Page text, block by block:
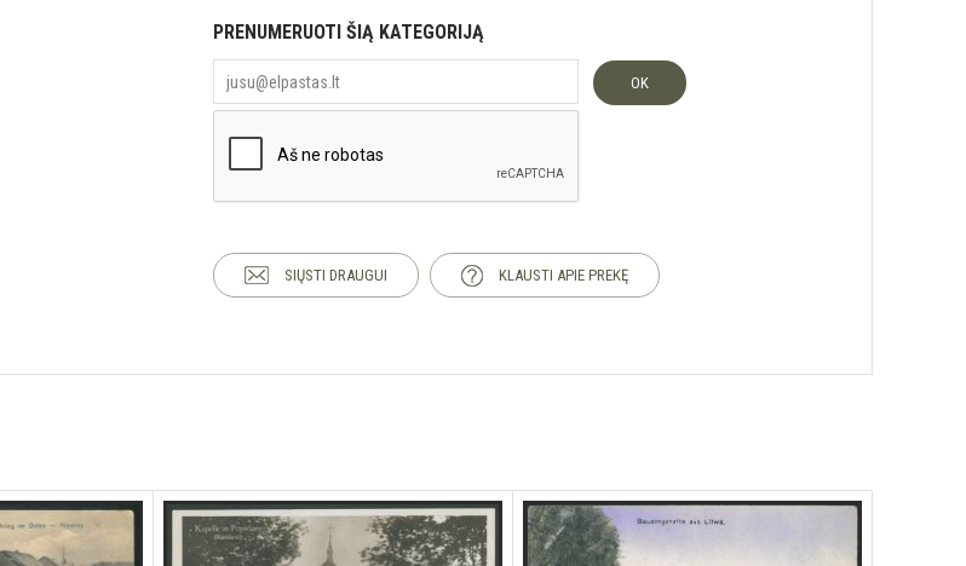
PRENUMERUOTI ŠIĄ KATEGORIJĄ
OK
SIŲSTI DRAUGUI KLAUSTI APIE PREKĘ